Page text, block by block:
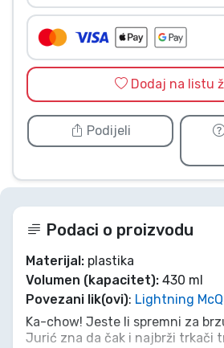
Dodaj na listu
Podijeli
Podaci o proizvodu
Materijal: plastika
Volumen (kapacitet): 430 ml
Povezani lik(ovi): Lightning
Ka-chow! Jeste li spremni za
Jurić zna da čak i najbrži trkači